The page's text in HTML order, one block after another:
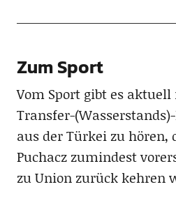
Zum Sport
Vom Sport gibt es
Transfer-
aus der Türkei zu hören,
Puchacz zumindest
zu Union zurück kehren